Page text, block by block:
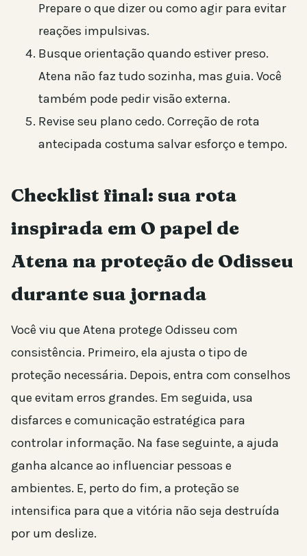
Prepare o que dizer ou como agir para evitar
reações impulsivas.
Busque orientação quando estiver preso.
Atena não faz tudo sozinha, mas guia. Você
também pode pedir visão externa.
Revise seu plano cedo. Correção de rota
antecipada costuma salvar esforço e tempo.
Checklist final: sua rota
inspirada em O papel de
Atena na proteção de Odisseu
durante sua jornada
Você viu que Atena protege Odisseu com
consistência. Primeiro, ela ajusta o tipo de
proteção necessária. Depois, entra com conselhos
que evitam erros grandes. Em seguida, usa
disfarces e comunicação estratégica para
controlar informação. Na fase seguinte, a ajuda
ganha alcance ao influenciar pessoas e
ambientes. E, perto do fim, a proteção se
intensifica para que a vitória não seja destruída
por um deslize.